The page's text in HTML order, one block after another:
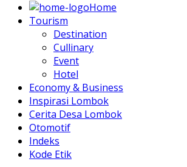
Home
Tourism
Destination
Cullinary
Event
Hotel
Economy & Business
Inspirasi Lombok
Cerita Desa Lombok
Otomotif
Indeks
Kode Etik